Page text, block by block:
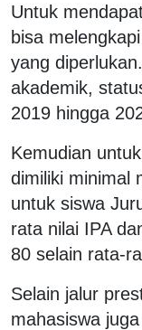
Untuk
bisa
yang
akademik,
2019 hingga
Kemudian
dimiliki minimal
untuk siswa
rata nilai IPA
80 selain rata-
Selain jalur
mahasiswa